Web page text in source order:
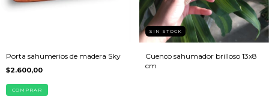
Porta sahumerios de madera Sky
$2.600,00
SIN STOCK
Cuenco sahumador brilloso 13x8
cm